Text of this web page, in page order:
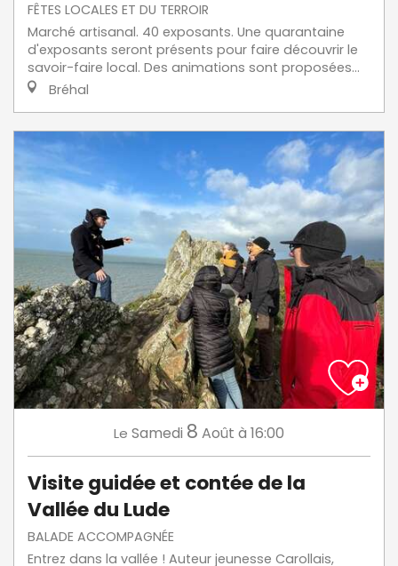
FÊTES LOCALES ET DU TERROIR
Marché artisanal. 40 exposants. Une quarantaine
d'exposants seront présents pour faire découvrir le
savoir-faire local. Des animations sont proposées...
Bréhal
Le Samedi 8 Août à 16:00
Visite guidée et contée de la
Vallée du Lude
BALADE ACCOMPAGNÉE
Entrez dans la vallée ! Auteur jeunesse Carollais,